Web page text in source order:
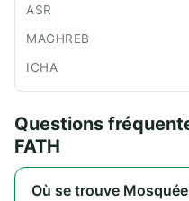
Questions
FATH
Où se trouve Mosquée